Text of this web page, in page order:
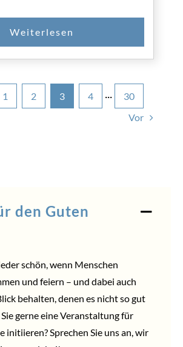
1 2 3 4 ···
30
Vor
den Guten
schön, wenn Menschen
und feiern – und dabei auch
behalten, denen es nicht so gut
gerne eine Veranstaltung für
initiieren? Sprechen Sie uns an, wir